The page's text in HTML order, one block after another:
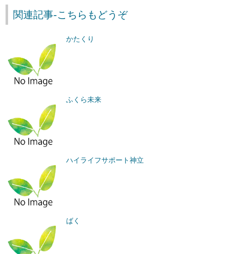
関連記事-こちらもどうぞ
かたくり
ふくら未来
ハイライフサポート神立
ばく